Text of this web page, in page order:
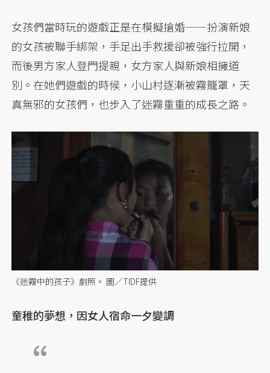
女孩們當時玩的遊戲正是在模擬搶婚——扮演新娘
的女孩被聯手綁架，手足出手救援卻被強行拉開，
而後男方家人登門提親，女方家人與新娘相擁道
別。在她們遊戲的時候，小山村逐漸被霧籠罩，天
真無邪的女孩們，也步入了迷霧重重的成長之路。
《迷霧中的孩子》劇照。 圖／TIDF提供
童稚的夢想，因女人宿命一夕變調